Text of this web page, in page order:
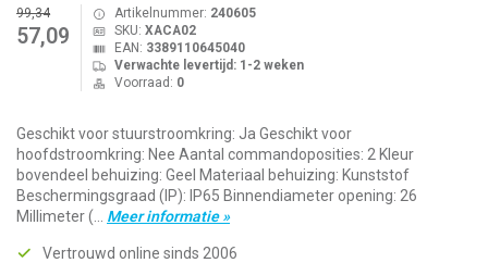
99,34
57,09
Artikelnummer: 240605
SKU: XACA02
EAN: 3389110645040
Verwachte levertijd: 1-2 weken
Voorraad: 0
Geschikt voor stuurstroomkring: Ja Geschikt voor
hoofdstroomkring: Nee Aantal commandoposities: 2 Kleur
bovendeel behuizing: Geel Materiaal behuizing: Kunststof
Beschermingsgraad (IP): IP65 Binnendiameter opening: 26
Millimeter (... Meer informatie »
Vertrouwd online sinds 2006